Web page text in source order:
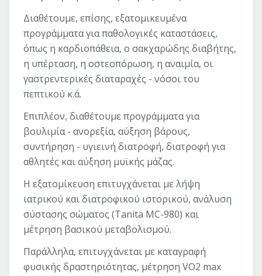
Διαθέτουμε, επίσης, εξατομικευμένα
προγράμματα για παθολογικές καταστάσεις,
όπως η καρδιοπάθεια, ο σακχαρώδης διαβήτης,
η υπέρταση, η οστεοπόρωση, η αναιμία, οι
γαστρεντερικές διαταραχές - νόσοι του
πεπτικού κ.ά.
Επιπλέον, διαθέτουμε προγράμματα για
βουλιμία - ανορεξία, αύξηση βάρους,
συντήρηση - υγιεινή διατροφή, διατροφή για
αθλητές και αύξηση μυϊκής μάζας.
Η εξατομίκευση επιτυγχάνεται με λήψη
ιατρικού και διατροφικού ιστορικού, ανάλυση
σύστασης σώματος (Tanita MC-980) και
μέτρηση βασικού μεταβολισμού.
Παράλληλα, επιτυγχάνεται με καταγραφή
φυσικής δραστηριότητας, μέτρηση VO2 max